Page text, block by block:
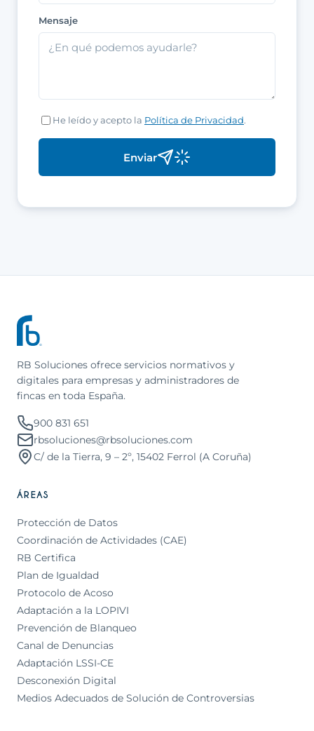
Mensaje
He leído y acepto la Política de Privacidad.
Enviar
RB Soluciones ofrece servicios normativos y
digitales para empresas y administradores de
fincas en toda España.
900 831 651
rbsoluciones@rbsoluciones.com
C/ de la Tierra, 9 – 2º, 15402 Ferrol (A Coruña)
ÁREAS
Protección de Datos
Coordinación de Actividades (CAE)
RB Certifica
Plan de Igualdad
Protocolo de Acoso
Adaptación a la LOPIVI
Prevención de Blanqueo
Canal de Denuncias
Adaptación LSSI-CE
Desconexión Digital
Medios Adecuados de Solución de Controversias